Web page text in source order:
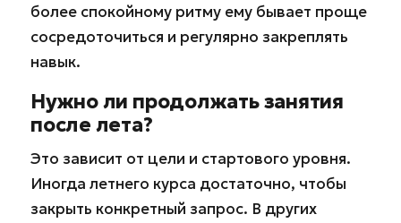
более спокойному ритму ему бывает проще
сосредоточиться и регулярно закреплять
навык.
Нужно ли продолжать занятия
после лета?
Это зависит от цели и стартового уровня.
Иногда летнего курса достаточно, чтобы
закрыть конкретный запрос. В других